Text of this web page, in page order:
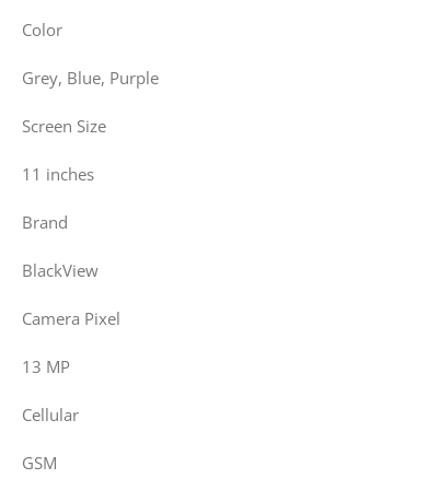
Color
Grey, Blue, Purple
Screen Size
11 inches
Brand
BlackView
Camera Pixel
13 MP
Cellular
GSM